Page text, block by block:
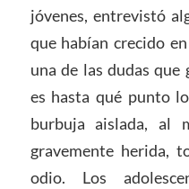
jóvenes, entrevistó
que habían crecido
una de las dudas que
es hasta qué punto
burbuja aislada, al
gravemente herida,
odio. Los